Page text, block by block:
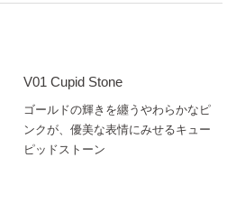
V01 Cupid Stone
ゴールドの輝きを纏うやわらかなピ
ンクが、優美な表情にみせるキュー
ピッドストーン